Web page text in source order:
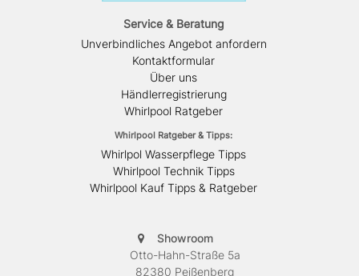
Service & Beratung
Unverbindliches Angebot anfordern
Kontaktformular
Über uns
Händlerregistrierung
Whirlpool Ratgeber
Whirlpool Ratgeber & Tipps:
Whirlpol Wasserpflege Tipps
Whirlpool Technik Tipps
Whirlpool Kauf Tipps & Ratgeber
Showroom
Otto-Hahn-Straße 5a
82380 Peißenberg